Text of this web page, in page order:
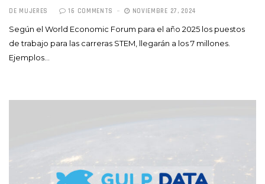
DE MUJERES 16 COMMENTS NOVIEMBRE 27, 2024
Según el World Economic Forum para el año 2025 los puestos
de trabajo para las carreras STEM, llegarán a los 7 millones.
Ejemplos…